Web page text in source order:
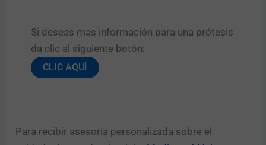
Si deseas mas información para una prótesis
da clic al siguiente botón:​
CLIC AQUÍ
Para recibir asesoría personalizada sobre el